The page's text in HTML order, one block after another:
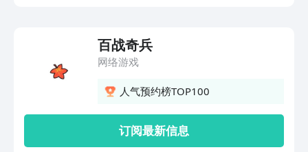
就跟小编一起深入探索游戏吧。
百战奇兵
网络游戏
人气预约榜TOP100
订阅最新信息